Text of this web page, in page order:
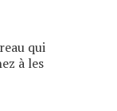
qui
à les